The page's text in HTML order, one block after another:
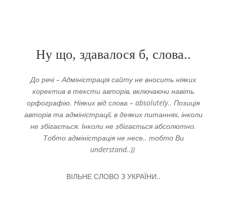
Ну що, здавалося б, слова..
До речі – Адміністрація сайту не вносить ніяких
коректив в тексти авторів, включаючи навіть
орфографію. Ніяких від слова – absolutely.. Позиція
авторів та адміністрації, в деяких питаннях, інколи
не збігається. Інколи не збігається абсолютно.
Тобто адміністрація не несе.. тобто Ви
understand..))
ВІЛЬНЕ СЛОВО З УКРАЇНИ..